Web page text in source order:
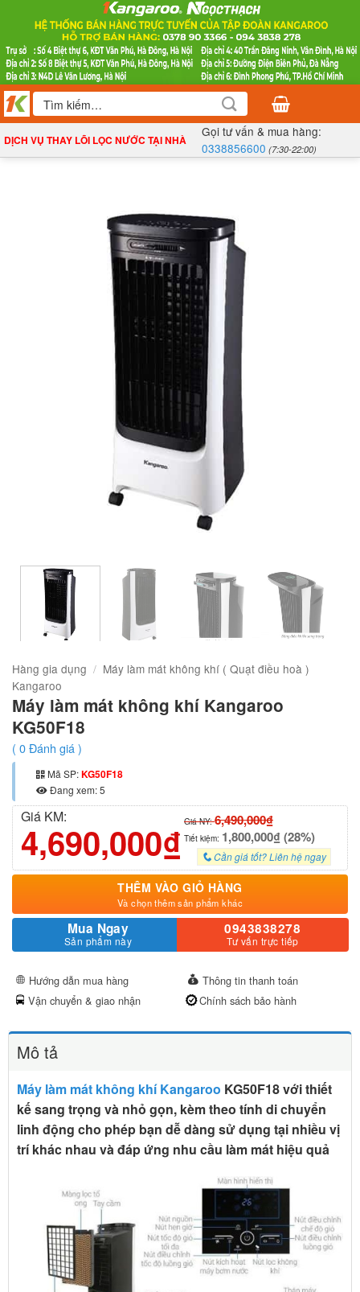
nội
dung
Tìm
kiếm:
DỊCH VỤ THAY LÕI LỌC NƯỚC TẠI NHÀ
Gọi tư vấn & mua hàng:
0338856600 (7:30-22:00)
Hàng gia dụng / Máy làm mát không khí ( Quạt điều hoà )
Kangaroo
Máy làm mát không khí Kangaroo
KG50F18
( 0Đánh giá )
Mã SP:KG50F18
Đang xem: 5
Giá KM:
4,690,000₫ Giá NY:6,490,000₫
Tiết kiệm: 1,800,000₫ (28%)
Cần giá tốt? Liên hệ ngay
THÊM VÀO GIỎ HÀNG
Và chọn thêm sản phẩm khác
Mua Ngay
Sản phẩm này
0943838278
Tư vấn trực tiếp
Hướng dẫn mua hàng
Thông tin thanh toán
Vận chuyển & giao nhận
Chính sách bảo hành
Mô tả
Máy làm mát không khí Kangaroo KG50F18 với thiết
kế sang trọng và nhỏ gọn, kèm theo tính di chuyển
linh động cho phép bạn dễ dàng sử dụng tại nhiều vị
trí khác nhau và đáp ứng nhu cầu làm mát hiệu quả